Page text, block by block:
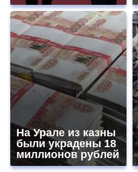
На Урале из казны
были украдены 18
миллионов рублей